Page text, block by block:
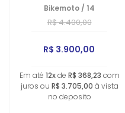
Bikemoto / 14
R$ 4.400,00
R$ 3.900,00
Em até 12xde R$ 368,23 com
juros ou R$ 3.705,00 à vista
no deposito